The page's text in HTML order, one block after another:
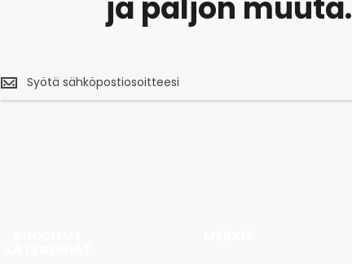
ja paljon muuta.
uusimmat
tarjoukset